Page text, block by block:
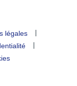
légales
|
|